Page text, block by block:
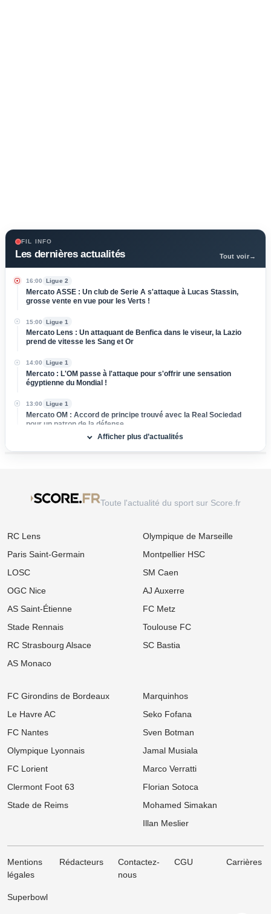
FIL INFO
Les dernières actualités Tout voir→
16:00 Ligue 2
Mercato ASSE : Un club de Serie A s'attaque à Lucas Stassin,
grosse vente en vue pour les Verts !
15:00 Ligue 1
Mercato Lens : Un attaquant de Benfica dans le viseur, la Lazio
prend de vitesse les Sang et Or
14:00 Ligue 1
Mercato : L'OM passe à l'attaque pour s'offrir une sensation
égyptienne du Mondial !
13:00 Ligue 1
Mercato OM : Accord de principe trouvé avec la Real Sociedad
pour un patron de la défense
Mercato OM : Place de numéro 1 promise, mais ce crack de
Bundesliga recale Marseille
OL : Pourquoi Paulo Fonseca va quitter le club à l'issue de son
Mercato OM : Newcastle veut piller Marseille et vise un taulier pour
15 M€
07/08 Ligue 1
départ
07/08 Ligue 1
Mercato OM : OM : Le Bayer Leverkusen fait sauter le verrou pour
OL - Sparta Prague : L'affluence s'enflamme au Parc OL malgré la
défaite à l'aller
07/08 Ligue 1
pour un ancien du PSG
07/08 Ligue 1
Mercato OL : Orel Mangala prend la porte, direction la Liga !
07/08 Ligue 2
Afficher plus d’actualités
Toute l'actualité du sport sur Score.fr
RC Lens
Paris Saint-Germain
LOSC
OGC Nice
AS Saint-Étienne
Stade Rennais
RC Strasbourg Alsace
AS Monaco
Olympique de Marseille
Montpellier HSC
SM Caen
AJ Auxerre
FC Metz
Toulouse FC
SC Bastia
FC Girondins de Bordeaux
Le Havre AC
FC Nantes
Olympique Lyonnais
FC Lorient
Clermont Foot 63
Stade de Reims
Marquinhos
Seko Fofana
Sven Botman
Jamal Musiala
Marco Verratti
Florian Sotoca
Mohamed Simakan
Illan Meslier
Mentions
légales
Rédacteurs
Contactez-
nous
CGU Carrières
Superbowl